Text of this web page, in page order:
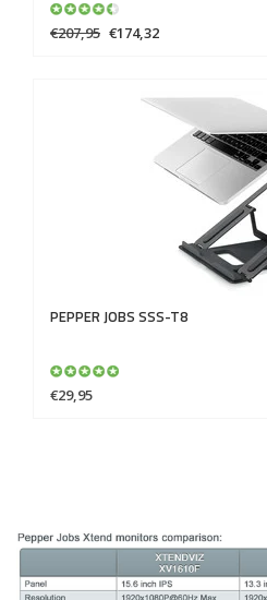
€207,95 €174,32
PEPPER JOBS SSS-T8
€29,95